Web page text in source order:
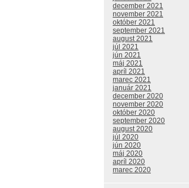
december 2021
november 2021
október 2021
september 2021
august 2021
júl 2021
jún 2021
máj 2021
apríl 2021
marec 2021
január 2021
december 2020
november 2020
október 2020
september 2020
august 2020
júl 2020
jún 2020
máj 2020
apríl 2020
marec 2020